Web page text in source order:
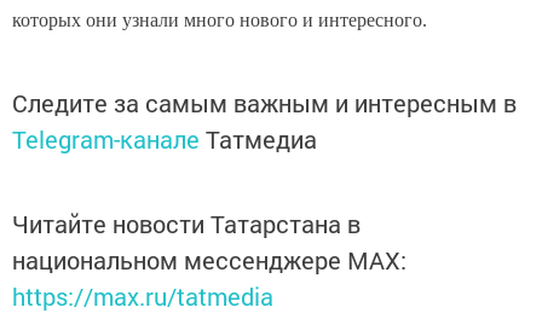
которых они узнали много нового и интересного.
Следите за самым важным и интересным в
Telegram-канале Татмедиа
Читайте новости Татарстана в
национальном мессенджере MАХ:
https://max.ru/tatmedia